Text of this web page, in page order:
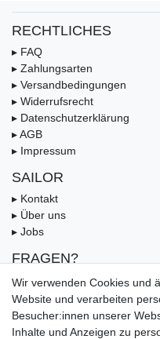
RECHTLICHES
▸ FAQ
▸ Zahlungsarten
▸ Versandbedingungen
▸ Widerrufsrecht
▸ Datenschutzerklärung
▸ AGB
▸ Impressum
SAILOR
▸ Kontakt
▸ Über uns
▸ Jobs
FRAGEN?
▸ FAQ
▸ Zahlungsarten
▸ Versandbedingungen
▸ Gutschein
Wir verwenden Cookies und
Website und verarbeiten
Besucher:innen unserer
Inhalte und Anzeigen zu